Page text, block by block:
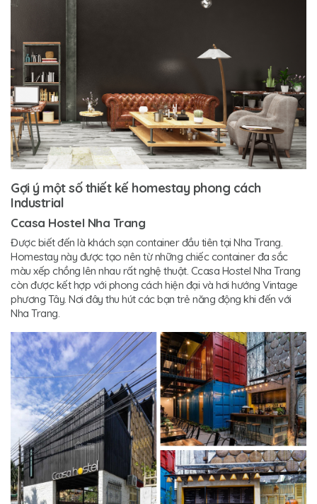
Gợi ý một số thiết kế homestay phong cách
Industrial
Ccasa Hostel Nha Trang
Được biết đến là khách sạn container đầu tiên tại Nha Trang.
Homestay này được tạo nên từ những chiếc container đa sắc
màu xếp chồng lên nhau rất nghệ thuật. Ccasa Hostel Nha Trang
còn được kết hợp với phong cách hiện đại và hơi hướng Vintage
phương Tây. Nơi đây thu hút các bạn trẻ năng động khi đến với
Nha Trang.